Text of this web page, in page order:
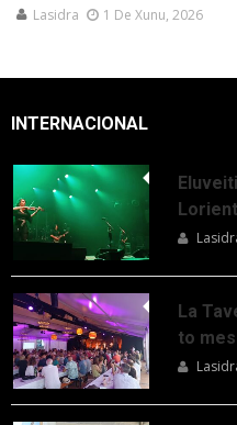
Lasidra 1 De Xunu, 2026
INTERNACIONAL
Lorient
La
to